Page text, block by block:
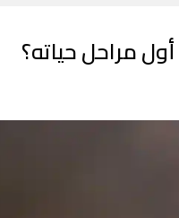
مراحل حياته؟